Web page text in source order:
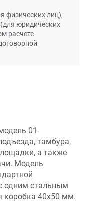
физических лиц),
юридических
расчете
01-
тамбура,
а также
Модель
одним стальным
коробка 40х50 мм.